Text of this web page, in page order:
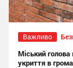
Важливо
Міський
укриття в